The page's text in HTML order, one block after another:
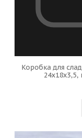
Коробка для
24х18х3,5,